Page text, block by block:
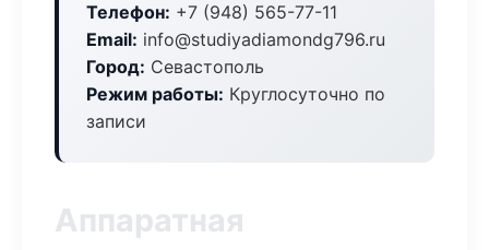
Телефон: +7 (948) 565-77-11
Email: info@studiyadiamondg796.ru
Город: Севастополь
Режим работы: Круглосуточно по
записи
Аппаратная